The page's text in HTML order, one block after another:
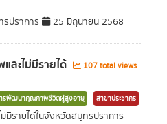
ปราการ 25 มิถุนายน 2568
ละไม่มีรายได้
107 total views
รพัฒนาคุณภาพชีวิตผู้สูงอายุ สาขาประชากร
มีรายได้ในจังหวัดสมุทรปราการ